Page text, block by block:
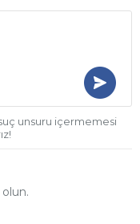
unsuru içermemesi